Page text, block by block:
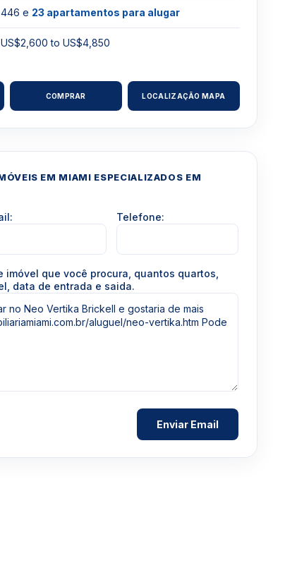
446 e 23 apartamentos para alugar
US$2,600 to US$4,850
COMPRAR LOCALIZAÇÃO MAPA
EM MIAMI ESPECIALIZADOS EM
Telefone:
imóvel que você procura, quantos quartos,
data de entrada e saida.